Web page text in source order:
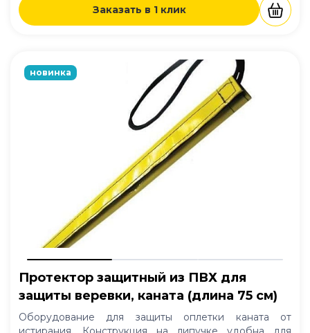
Заказать в 1 клик
новинка
Протектор защитный из ПВХ для
защиты веревки, каната (длина 75 см)
Оборудование для защиты оплетки каната от